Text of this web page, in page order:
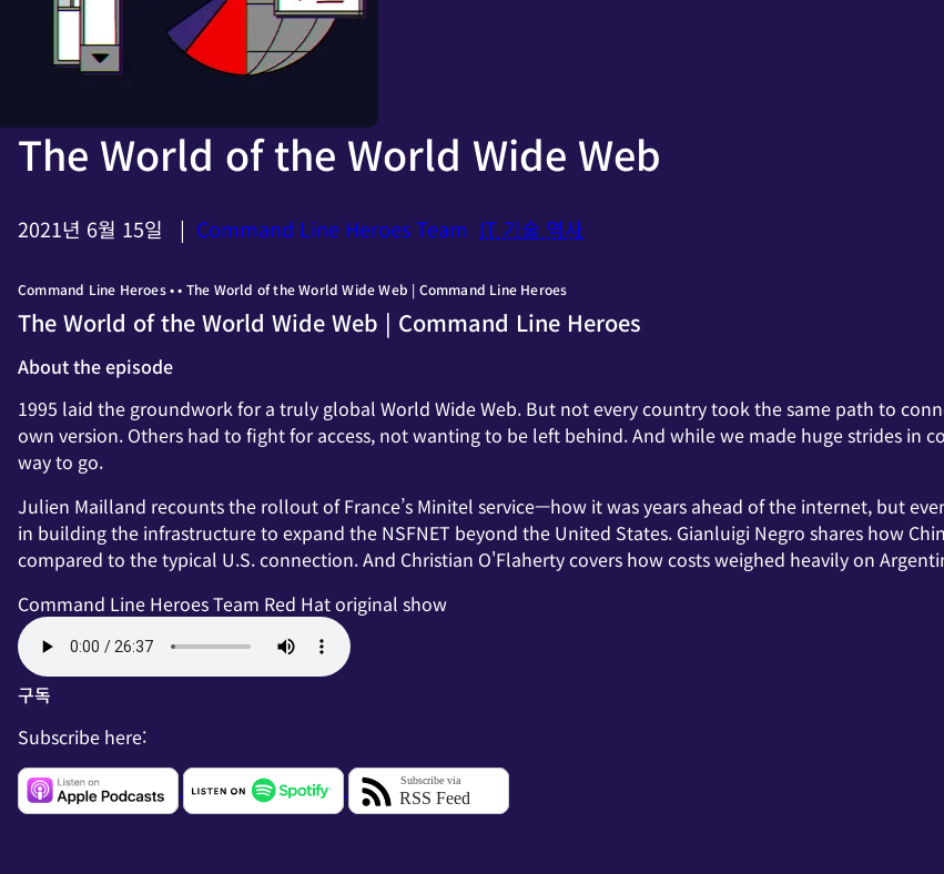
The World of the World Wide Web
2021년 6월 15일 | Command Line Heroes Team IT 기술 역사
Command Line Heroes • • The World of the World Wide Web | Command Line Heroes
The World of the World Wide Web | Command Line Heroes
About the episode
1995 laid the groundwork for a truly global World Wide Web. But not every country took the same path to
own version. Others had to fight for access, not wanting to be left behind. And while we made huge strides in
way to go.
Julien Mailland recounts the rollout of France’s Minitel service—how it was years ahead of the internet, but
in building the infrastructure to expand the NSFNET beyond the United States. Gianluigi Negro shares how
compared to the typical U.S. connection. And Christian O'Flaherty covers how costs weighed heavily on
Command Line Heroes Team Red Hat original show
구독
Subscribe here: